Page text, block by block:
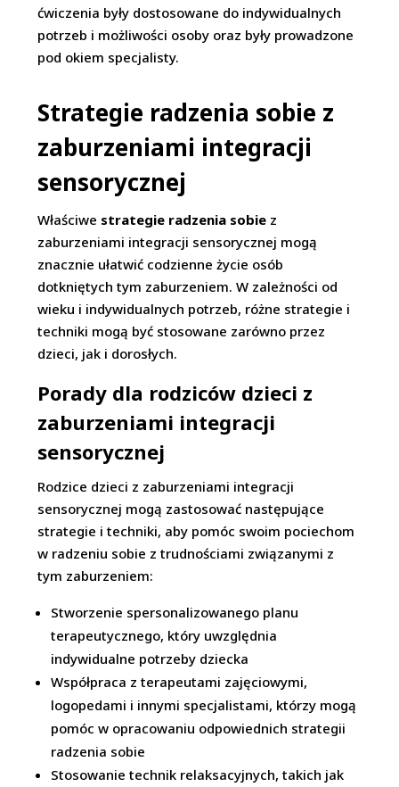
ćwiczenia były dostosowane do indywidualnych
potrzeb i możliwości osoby oraz były prowadzone
pod okiem specjalisty.
Strategie radzenia sobie z
zaburzeniami integracji
sensorycznej
Właściwe strategie radzenia sobie z
zaburzeniami integracji sensorycznej mogą
znacznie ułatwić codzienne życie osób
dotkniętych tym zaburzeniem. W zależności od
wieku i indywidualnych potrzeb, różne strategie i
techniki mogą być stosowane zarówno przez
dzieci, jak i dorosłych.
Porady dla rodziców dzieci z
zaburzeniami integracji
sensorycznej
Rodzice dzieci z zaburzeniami integracji
sensorycznej mogą zastosować następujące
strategie i techniki, aby pomóc swoim pociechom
w radzeniu sobie z trudnościami związanymi z
tym zaburzeniem:
Stworzenie spersonalizowanego planu
terapeutycznego, który uwzględnia
indywidualne potrzeby dziecka
Współpraca z terapeutami zajęciowymi,
logopedami i innymi specjalistami, którzy mogą
pomóc w opracowaniu odpowiednich strategii
radzenia sobie
Stosowanie technik relaksacyjnych, takich jak